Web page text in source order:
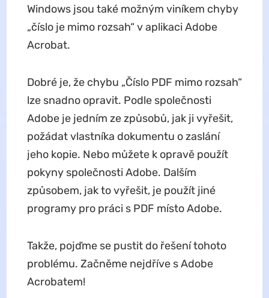
Windows jsou také možným viníkem chyby
„číslo je mimo rozsah“ v aplikaci Adobe
Acrobat.
Dobré je, že chybu „Číslo PDF mimo rozsah“
lze snadno opravit. Podle společnosti
Adobe je jedním ze způsobů, jak ji vyřešit,
požádat vlastníka dokumentu o zaslání
jeho kopie. Nebo můžete k opravě použít
pokyny společnosti Adobe. Dalším
způsobem, jak to vyřešit, je použít jiné
programy pro práci s PDF místo Adobe.
Takže, pojďme se pustit do řešení tohoto
problému. Začněme nejdříve s Adobe
Acrobatem!